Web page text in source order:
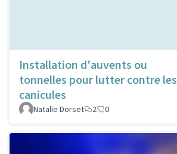
Installation d'auvents ou
tonnelles pour lutter contre les
canicules
Natalie Dorset 2 0